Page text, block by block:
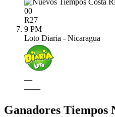
00
R27
9 PM
Loto Diaria - Nicaragua
—
——
Ganadores